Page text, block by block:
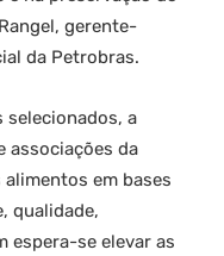
gerente-
da Petrobras.
selecionados, a
associações da
em bases
qualidade,
espera-se elevar as